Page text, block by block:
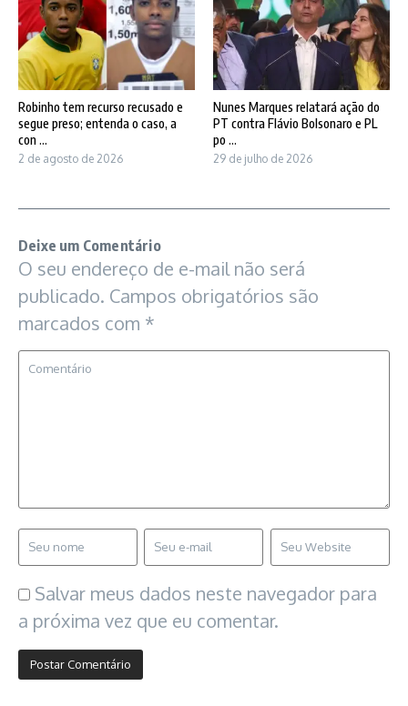
Robinho tem recurso recusado e
segue preso; entenda o caso, a
con ...
2 de agosto de 2026
Nunes Marques relatará ação do
PT contra Flávio Bolsonaro e PL
po ...
29 de julho de 2026
Deixe um Comentário
O seu endereço de e-mail não será
publicado. Campos obrigatórios são
marcados com *
Salvar meus dados neste navegador para
a próxima vez que eu comentar.